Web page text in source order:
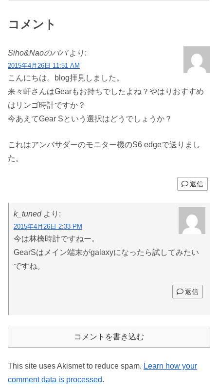
コメント
Siho&Naoのパパ より:
2015年4月26日 11:51 AM
こんにちは。blog拝見しました。
来々軒さんはGearもお持ちでしたよね？やはりおすすめ
はリンゴ時計ですか？
今あえてGear Sという選択はどうでしょうか？
これはアンバサダーのモニター機のS6 edgeで送りまし
た。
返信
k_tuned より:
2015年4月26日 2:33 PM
今は林檎時計ですねー。
GearSはメイン端末がgalaxyになったら試してみたい
ですね。
返信
コメントを書き込む
This site uses Akismet to reduce spam. Learn how your
comment data is processed.